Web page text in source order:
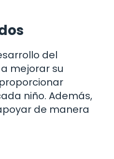
del
mejorar su
niño. Además,
de manera